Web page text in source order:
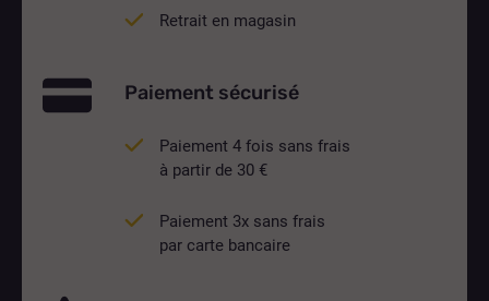
Retrait en magasin
Paiement sécurisé
Paiement 4 fois sans frais
à partir de 30 €
Paiement 3x sans frais
par carte bancaire